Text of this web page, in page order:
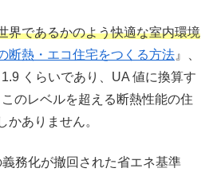
界であるかのよう快適な室内環境
断熱・エコ住宅をつくる方法 』、
くらいであり、UA 値に換算す
のレベルを超える断熱性能の住
かありません。
務化が撤回された省エネ基準